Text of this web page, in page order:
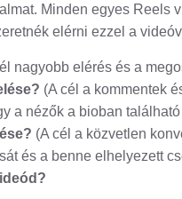
Minden egyes Reels
elérni ezzel a
nagyobb elérés és a
(A cél a kommentek
a nézők a bioban
(A cél a közvetlen
és a benne elhelyezett